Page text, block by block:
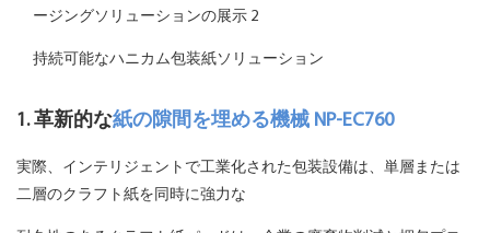
持続可能なハニカム包装紙ソリューション
1. 革新的な紙の隙間を埋める機械 NP-EC760
実際、インテリジェントで工業化された包装設備は、単層または
二層のクラフト紙を同時に強力な